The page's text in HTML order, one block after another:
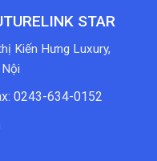
STAR
Kiến Hưng Luxury,
0243-634-0152